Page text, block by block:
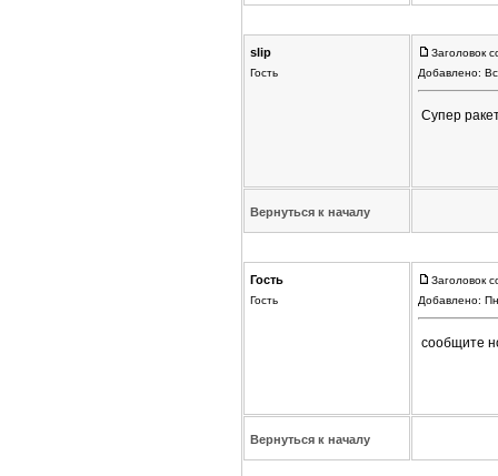
slip
Гость
Заголовок
Добавлено:
Супер
Вернуться к началу
Гость
Гость
Заголовок
Добавлено:
сообщите
Вернуться к началу